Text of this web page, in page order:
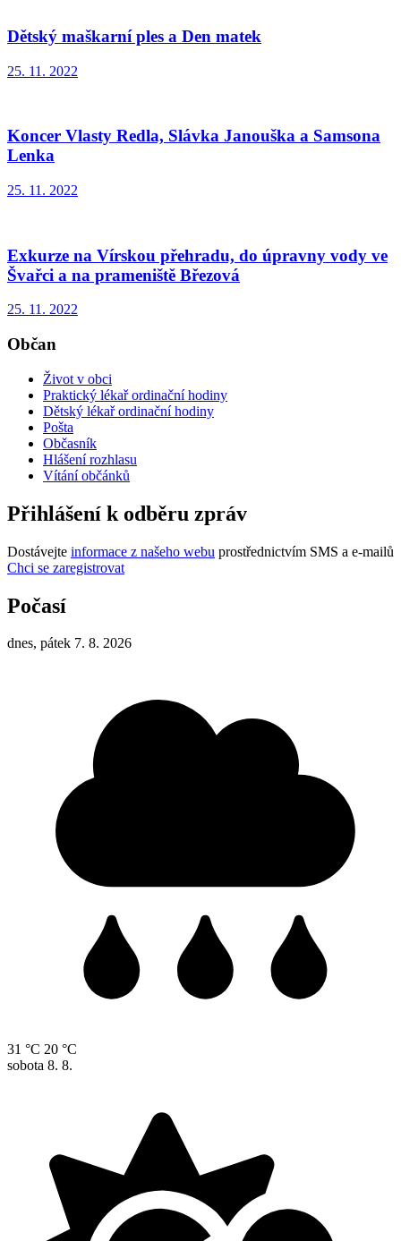
Dětský maškarní ples a Den matek
25. 11. 2022
Koncer Vlasty Redla, Slávka Janouška a Samsona
Lenka
25. 11. 2022
Exkurze na Vírskou přehradu, do úpravny vody ve
Švařci a na prameniště Březová
25. 11. 2022
Občan
Život v obci
Praktický lékař ordinační hodiny
Dětský lékař ordinační hodiny
Pošta
Občasník
Hlášení rozhlasu
Vítání občánků
Přihlášení k odběru zpráv
Dostávejte informace z našeho webu prostřednictvím SMS a e-mailů
Chci se zaregistrovat
Počasí
dnes, pátek 7. 8. 2026
31 °C 20 °C
sobota 8. 8.